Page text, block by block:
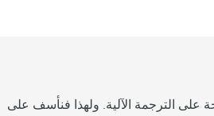
الترجمة الآلية. ولهذا فنأسف على